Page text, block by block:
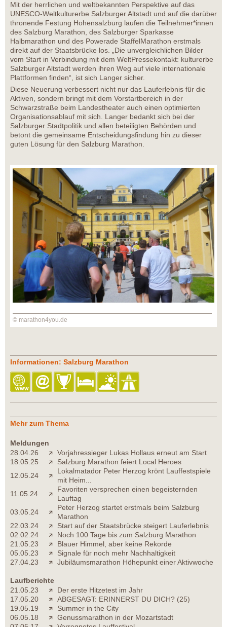
Mit der herrlichen und weltbekannten Perspektive auf das
UNESCO-Weltkulturerbe Salzburger Altstadt und auf die darüber
thronende Festung Hohensalzburg laufen die Teilnehmer*innen
des Salzburg Marathon, des Salzburger Sparkasse
Halbmarathon und des Powerade StaffelMarathon erstmals
direkt auf der Staatsbrücke los. „Die unvergleichlichen Bilder
vom Start in Verbindung mit dem WeltPressekontakt: kulturerbe
Salzburger Altstadt werden ihren Weg auf viele internationale
Plattformen finden“, ist sich Langer sicher.
Diese Neuerung verbessert nicht nur das Lauferlebnis für die
Aktiven, sondern bringt mit dem Vorstartbereich in der
Schwarzstraße beim Landestheater auch einen optimierten
Organisationsablauf mit sich. Langer bedankt sich bei der
Salzburger Stadtpolitik und allen beteiligten Behörden und
betont die gemeinsame Entscheidungsfindung hin zu dieser
guten Lösung für den Salzburg Marathon.
© marathon4you.de
Informationen: Salzburg Marathon
Mehr zum Thema
Meldungen
28.04.26
Vorjahressieger Lukas Hollaus erneut am Start
18.05.25
Salzburg Marathon feiert Local Heroes
12.05.24
Lokalmatador Peter Herzog krönt Lauffestspiele
mit Heim...
11.05.24
Favoriten versprechen einen begeisternden
Lauftag
03.05.24
Peter Herzog startet erstmals beim Salzburg
Marathon
22.03.24
Start auf der Staatsbrücke steigert Lauferlebnis
02.02.24
Noch 100 Tage bis zum Salzburg Marathon
21.05.23
Blauer Himmel, aber keine Rekorde
05.05.23
Signale für noch mehr Nachhaltigkeit
27.04.23
Jubiläumsmarathon Höhepunkt einer Aktivwoche
Laufberichte
21.05.23
Der erste Hitzetest im Jahr
17.05.20
ABGESAGT: ERINNERST DU DICH? (25)
19.05.19
Summer in the City
06.05.18
Genussmarathon in der Mozartstadt